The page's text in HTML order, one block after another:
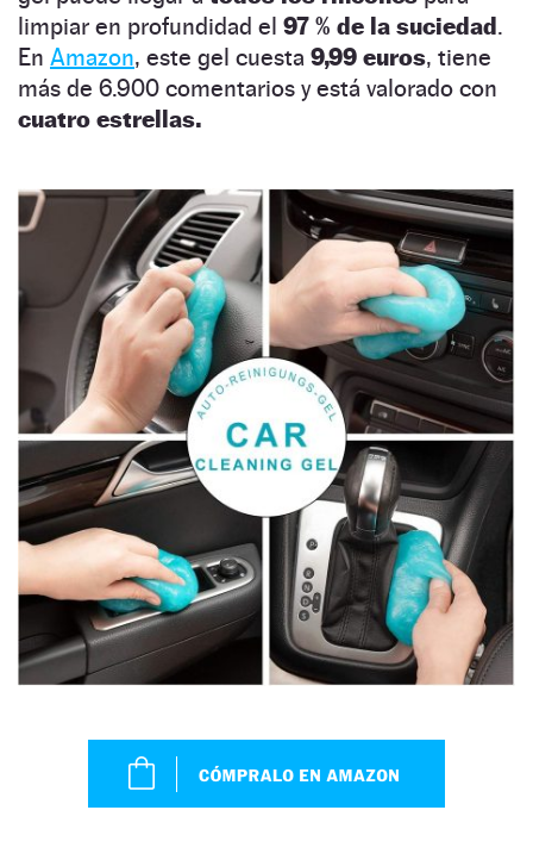
limpiar en profundidad el 97 % de la suciedad.
En Amazon, este gel cuesta 9,99 euros, tiene
más de 6.900 comentarios y está valorado con
cuatro estrellas.